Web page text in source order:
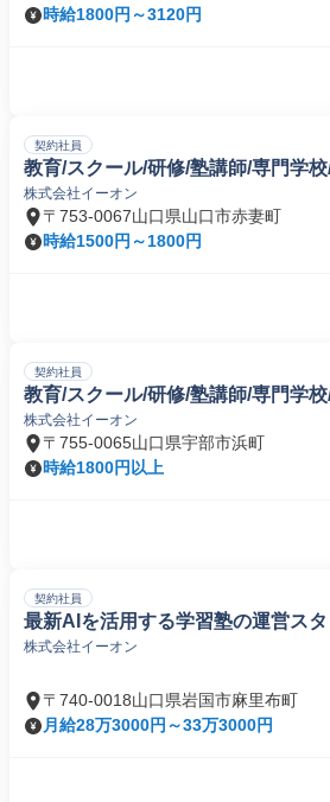
時給1800円～3120円
契約社員
教育/スクール/研修/塾講師/専門学
株式会社イーオン
〒753-0067山口県山口市赤妻町
時給1500円～1800円
契約社員
教育/スクール/研修/塾講師/専門学
株式会社イーオン
〒755-0065山口県宇部市浜町
時給1800円以上
契約社員
最新AIを活用する学習塾の運営ス
株式会社イーオン
〒740-0018山口県岩国市麻里布町
月給28万3000円～33万3000円